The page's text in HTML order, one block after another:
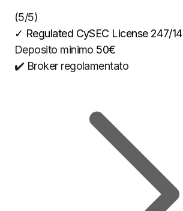
(5/5)
✓ Regulated CySEC License 247/14
Deposito minimo 50€
✔️ Broker regolamentato